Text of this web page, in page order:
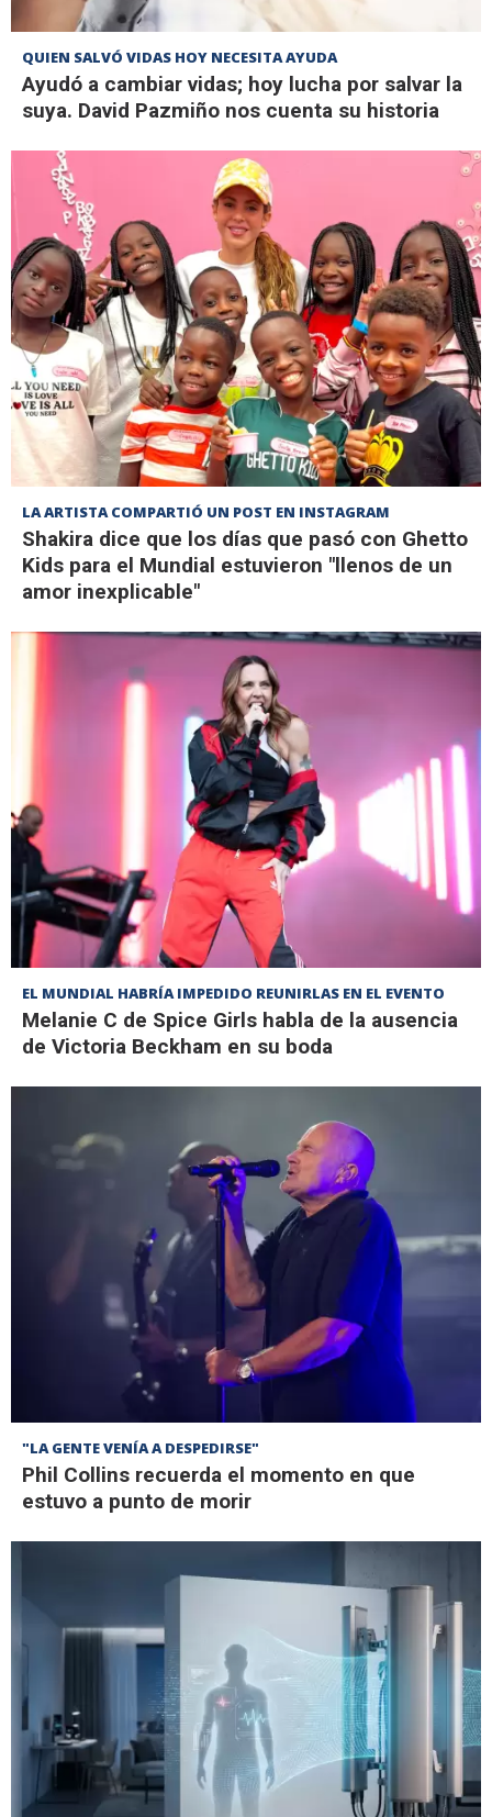
QUIEN SALVÓ VIDAS HOY NECESITA AYUDA
Ayudó a cambiar vidas; hoy lucha por salvar la
suya. David Pazmiño nos cuenta su historia
LA ARTISTA COMPARTIÓ UN POST EN INSTAGRAM
Shakira dice que los días que pasó con Ghetto
Kids para el Mundial estuvieron "llenos de un
amor inexplicable"
EL MUNDIAL HABRÍA IMPEDIDO REUNIRLAS EN EL EVENTO
Melanie C de Spice Girls habla de la ausencia
de Victoria Beckham en su boda
"LA GENTE VENÍA A DESPEDIRSE"
Phil Collins recuerda el momento en que
estuvo a punto de morir